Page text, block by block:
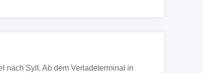
nach Sylt. Ab dem Verladeterminal in